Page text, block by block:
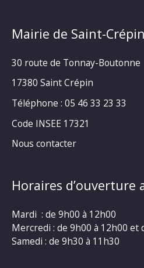
Mairie de Saint-Crépin
30 route de Tonnay-Boutonne
17380 Saint Crépin
Téléphone : 05 46 33 23 33
Code INSEE 17321
Nous contacter
Horaires d’ouverture
Mardi : de 9h00 à 12h00
Mercredi : de 9h00 à 12h00 et
Samedi : de 9h30 à 11h30